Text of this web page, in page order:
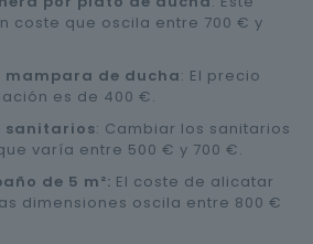
coste que oscila entre 700 € y
de ducha: El precio
es de 400 €.
sanitarios: Cambiar los sanitarios
varía entre 500 € y 700 €.
de 5 m²: El coste de alicatar
dimensiones oscila entre 800 €